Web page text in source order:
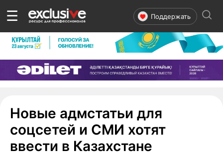
☰ Поддержать
Новые адмстатьи для
соцсетей и СМИ хотят
ввести в Казахстане